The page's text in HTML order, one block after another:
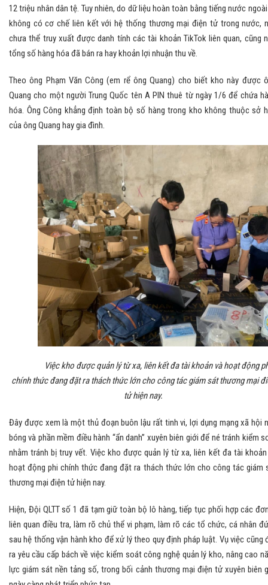
12 triệu nhân dân tệ. Tuy nhiên, do dữ liệu hoàn toàn bằng tiếng nước
không có cơ chế liên kết với hệ thống thương mại điện tử trong nước,
chưa thể truy xuất được danh tính các tài khoản TikTok liên quan, cũng
tổng số hàng hóa đã bán ra hay khoản lợi nhuận thu về.
Theo ông Phạm Văn Công (em rể ông Quang) cho biết kho này được
Quang cho một người Trung Quốc tên A PIN thuê từ ngày 1/6 để chứa
hóa. Ông Công khẳng định toàn bộ số hàng trong kho không thuộc sở
của ông Quang hay gia đình.
Việc kho được quản lý từ xa, liên kết đa tài khoản và hoạt động
chính thức đang đặt ra thách thức lớn cho công tác giám sát thương mại
tử hiện nay.
Đây được xem là một thủ đoạn buôn lậu rất tinh vi, lợi dụng mạng xã hội
bóng và phần mềm điều hành “ẩn danh” xuyên biên giới để né tránh kiểm
nhằm tránh bị truy vết. Việc kho được quản lý từ xa, liên kết đa tài
hoạt động phi chính thức đang đặt ra thách thức lớn cho công tác giám
thương mại điện tử hiện nay.
Hiện, Đội QLTT số 1 đã tạm giữ toàn bộ lô hàng, tiếp tục phối hợp các
liên quan điều tra, làm rõ chủ thể vi phạm, làm rõ các tổ chức, cá nhân
sau hệ thống vận hành kho để xử lý theo quy định pháp luật. Vụ việc cũng
ra yêu cầu cấp bách về việc kiểm soát công nghệ quản lý kho, nâng cao
lực giám sát nền tảng số, trong bối cảnh thương mại điện tử xuyên biên